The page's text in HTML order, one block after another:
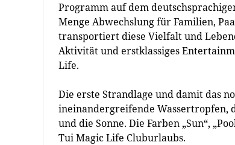
Programm auf dem
Menge Abwechslung für Familien,
transportiert diese Vielfalt und
Aktivität und erstklassiges
Life.
Die erste Strandlage und damit das
ineinandergreifende Wassertropfen,
und die Sonne. Die Farben „Sun“,
Tui Magic Life Cluburlaubs.